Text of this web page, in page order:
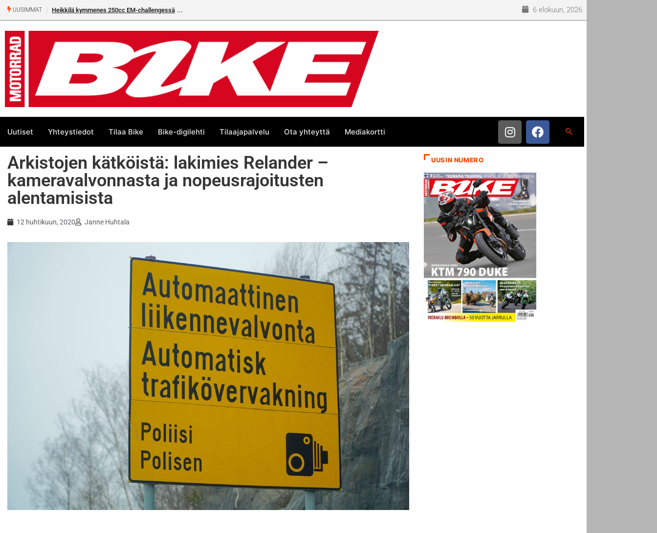
UUSIMMATHeikkilä kymmenes 250cc EM-challengessä Rantala flat trackin Euroopan Cupin mestari 6 elokuun, 2026
Uutiset Yhteystiedot Tilaa Bike Bike-digilehti Tilaajapalvelu Ota yhteyttä Mediakortti
Arkistojen kätköistä: lakimies Relander –
kameravalvonnasta ja nopeusrajoitusten
alentamisista
12 huhtikuun, 2020 Janne Huhtala
UUSIN NUMERO